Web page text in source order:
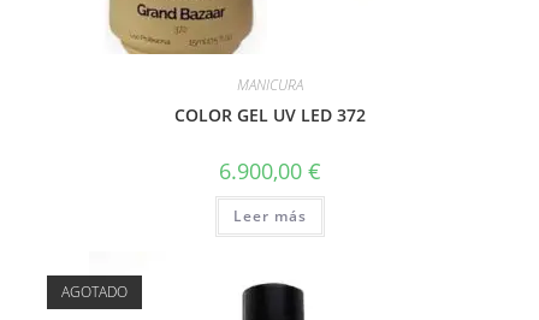
MANICURA
COLOR GEL UV LED 372
6.900,00 €
Leer más
AGOTADO